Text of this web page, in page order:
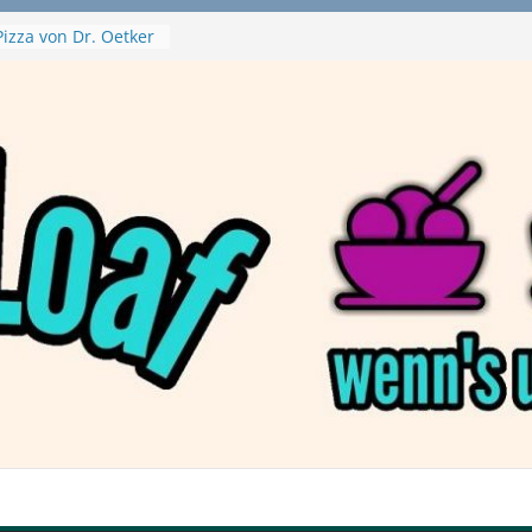
von Dr. Oetker
Nuggets und
wirklich vegan?
Haftbefehl /